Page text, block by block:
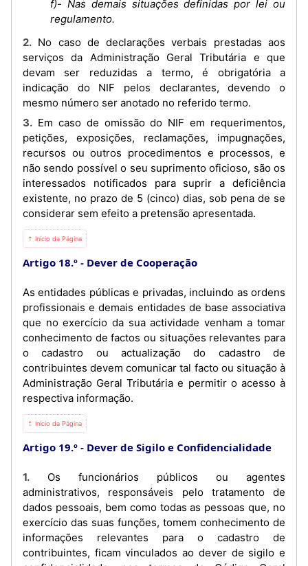
f)- Nas demais situações definidas por lei ou
regulamento.
2. No caso de declarações verbais prestadas aos
serviços da Administração Geral Tributária e que
devam ser reduzidas a termo, é obrigatória a
indicação do NIF pelos declarantes, devendo o
mesmo número ser anotado no referido termo.
3. Em caso de omissão do NIF em requerimentos,
petições, exposições, reclamações, impugnações,
recursos ou outros procedimentos e processos, e
não sendo possível o seu suprimento oficioso, são os
interessados notificados para suprir a deficiência
existente, no prazo de 5 (cinco) dias, sob pena de se
considerar sem efeito a pretensão apresentada.
⇡ Início da Página
Artigo 18.º Dever de Cooperação
As entidades públicas e privadas, incluindo as ordens
profissionais e demais entidades de base associativa
que no exercício da sua actividade venham a tomar
conhecimento de factos ou situações relevantes para
o cadastro ou actualização do cadastro de
contribuintes devem comunicar tal facto ou situação à
Administração Geral Tributária e permitir o acesso à
respectiva informação.
⇡ Início da Página
Artigo 19.º Dever de Sigilo e Confidencialidade
1. Os funcionários públicos ou agentes
administrativos, responsáveis pelo tratamento de
dados pessoais, bem como todas as pessoas que, no
exercício das suas funções, tomem conhecimento de
informações relevantes para o cadastro de
contribuintes, ficam vinculados ao dever de sigilo e